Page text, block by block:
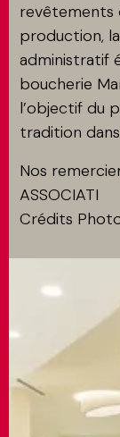
revêtements
production,
administratif
boucherie
l’objectif du
tradition
Nos
ASSOCIATI
Crédits